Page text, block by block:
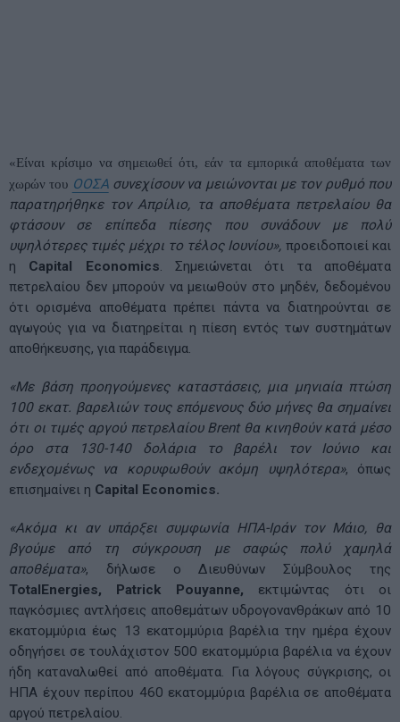
«Είναι κρίσιμο να σημειωθεί ότι, εάν τα εμπορικά αποθέματα των
χωρών του ΟΟΣΑσυνεχίσουν να μειώνονται με τον ρυθμό που
παρατηρήθηκε τον Απρίλιο, τα αποθέματα πετρελαίου θα
φτάσουν σε επίπεδα πίεσης που συνάδουν με πολύ
υψηλότερες τιμές μέχρι το τέλος Ιουνίου», προειδοποιεί και
η Capital Economics. Σημειώνεται ότι τα αποθέματα
πετρελαίου δεν μπορούν να μειωθούν στο μηδέν, δεδομένου
ότι ορισμένα αποθέματα πρέπει πάντα να διατηρούνται σε
αγωγούς για να διατηρείται η πίεση εντός των συστημάτων
αποθήκευσης, για παράδειγμα.
«Με βάση προηγούμενες καταστάσεις, μια μηνιαία πτώση
100 εκατ. βαρελιών τους επόμενους δύο μήνες θα σημαίνει
ότι οι τιμές αργού πετρελαίου Brent θα κινηθούν κατά μέσο
όρο στα 130-140 δολάρια το βαρέλι τον Ιούνιο και
ενδεχομένως να κορυφωθούν ακόμη υψηλότερα», όπως
επισημαίνει η Capital Economics.
«Ακόμα κι αν υπάρξει συμφωνία ΗΠΑ-Ιράν τον Μάιο, θα
βγούμε από τη σύγκρουση με σαφώς πολύ χαμηλά
αποθέματα», δήλωσε ο Διευθύνων Σύμβουλος της
TotalEnergies, Patrick Pouyanne, εκτιμώντας ότι οι
παγκόσμιες αντλήσεις αποθεμάτων υδρογονανθράκων από 10
εκατομμύρια έως 13 εκατομμύρια βαρέλια την ημέρα έχουν
οδηγήσει σε τουλάχιστον 500 εκατομμύρια βαρέλια να έχουν
ήδη καταναλωθεί από αποθέματα. Για λόγους σύγκρισης, οι
ΗΠΑ έχουν περίπου 460 εκατομμύρια βαρέλια σε αποθέματα
αργού πετρελαίου.